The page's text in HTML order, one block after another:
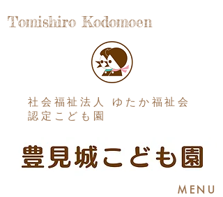
Tomishiro Kodomoen
社会福祉法人 ゆたか福祉会
認定こども園
MENU